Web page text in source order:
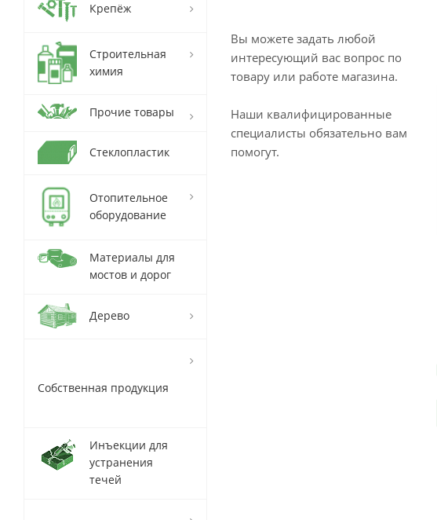
Вы можете задать любой
интересующий вас вопрос по
товару или работе магазина.
Наши квалифицированные
специалисты обязательно вам
помогут.
Крепёж
Строительная
химия
Прочие товары
Стеклопластик
Отопительное
оборудование
Материалы для
мостов и дорог
Дерево
Собственная продукция
Инъекции для
устранения
течей